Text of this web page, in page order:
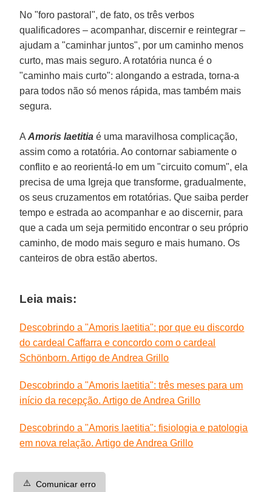
No "foro pastoral", de fato, os três verbos
qualificadores – acompanhar, discernir e reintegrar –
ajudam a "caminhar juntos", por um caminho menos
curto, mas mais seguro. A rotatória nunca é o
"caminho mais curto": alongando a estrada, torna-a
para todos não só menos rápida, mas também mais
segura.
AAmoris laetitia é uma maravilhosa complicação,
assim como a rotatória. Ao contornar sabiamente o
conflito e ao reorientá-lo em um "circuito comum", ela
precisa de uma Igreja que transforme, gradualmente,
os seus cruzamentos em rotatórias. Que saiba perder
tempo e estrada ao acompanhar e ao discernir, para
que a cada um seja permitido encontrar o seu próprio
caminho, de modo mais seguro e mais humano. Os
canteiros de obra estão abertos.
Leia mais:
Descobrindo a "Amoris laetitia": por que eu discordo
do cardeal Caffarra e concordo com o cardeal
Schönborn. Artigo de Andrea Grillo
Descobrindo a "Amoris laetitia": três meses para um
início da recepção. Artigo de Andrea Grillo
Descobrindo a "Amoris laetitia": fisiologia e patologia
em nova relação. Artigo de Andrea Grillo
⚠️ Comunicar erro